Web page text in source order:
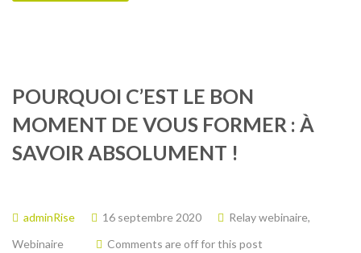
POURQUOI C’EST LE BON
MOMENT DE VOUS FORMER : À
SAVOIR ABSOLUMENT !
adminRise 16 septembre 2020 Relay webinaire,
Webinaire
Comments are off for this post